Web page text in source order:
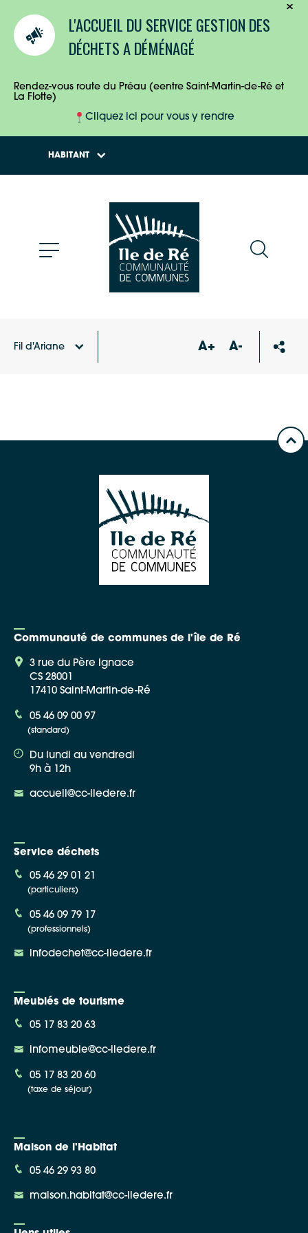
L'ACCUEIL DU SERVICE GESTION DES
DÉCHETS A DÉMÉNAGÉ
Rendez-vous route du Préau (eentre Saint-Martin-de-Ré et
La Flotte)
Cliquez ici pour vous y rendre
HABITANT
ENTREPRISES
Fil d'Ariane A+ A-
Communauté de communes de l'île de Ré
3 rue du Père Ignace
CS 28001
17410 Saint-Martin-de-Ré
05 46 09 00 97
(standard)
Du lundi au vendredi
9h à 12h
accueil@cc-iledere.fr
Service déchets
05 46 29 01 21
(particuliers)
05 46 09 79 17
(professionnels)
infodechet@cc-iledere.fr
Meublés de tourisme
05 17 83 20 63
infomeuble@cc-iledere.fr
05 17 83 20 60
(taxe de séjour)
Maison de l'Habitat
05 46 29 93 80
maison.habitat@cc-iledere.fr
Apple Plans